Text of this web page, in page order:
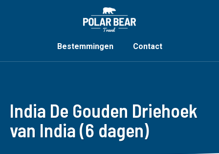
Bestemmingen Contact
India De Gouden Driehoek
van India (6 dagen)